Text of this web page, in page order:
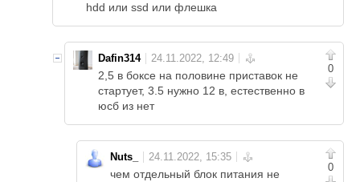
hdd или ssd или флешка
0
Dafin314
2,5 в боксе на половине приставок не
стартует, 3.5 нужно 12 в, естественно в
юсб из нет
0
Nuts_
чем отдельный блок питания не